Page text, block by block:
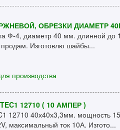
ОБРЕЗКИ ДИАМЕТР
Ф-4, диаметр 40 мм. длинной до
продам. Изготовлю шайбы...
производства
12710 ( 10 АМПЕР )
12710 40х40х3,3мм. мощность
максимальный ток 10А. Изгото...